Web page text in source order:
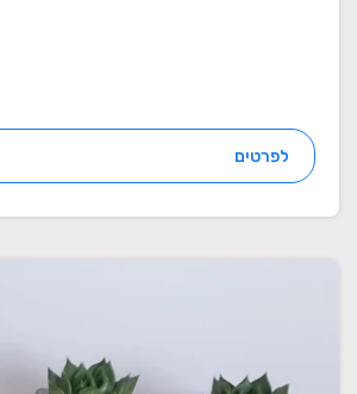
לפרטים